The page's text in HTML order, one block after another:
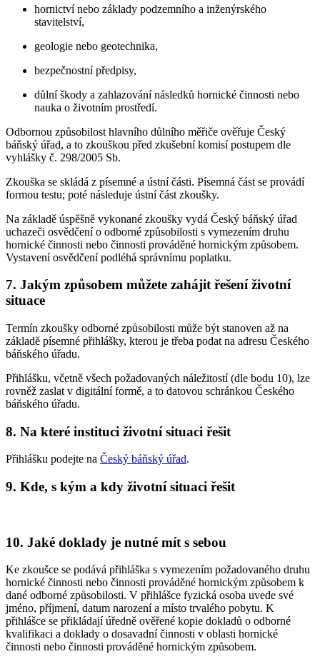
hornictví nebo základy podzemního a inženýrského
stavitelství,
geologie nebo geotechnika,
bezpečnostní předpisy,
důlní škody a zahlazování následků hornické činnosti nebo
nauka o životním prostředí.
Odbornou způsobilost hlavního důlního měřiče ověřuje Český
báňský úřad, a to zkouškou před zkušební komisí postupem dle
vyhlášky č. 298/2005 Sb.
Zkouška se skládá z písemné a ústní části. Písemná část se provádí
formou testu; poté následuje ústní část zkoušky.
Na základě úspěšně vykonané zkoušky vydá Český báňský úřad
uchazeči osvědčení o odborné způsobilosti s vymezením druhu
hornické činnosti nebo činnosti prováděné hornickým způsobem.
Vystavení osvědčení podléhá správnímu poplatku.
7. Jakým způsobem můžete zahájit řešení životní
situace
Termín zkoušky odborné způsobilosti může být stanoven až na
základě písemné přihlášky, kterou je třeba podat na adresu Českého
báňského úřadu.
Přihlášku, včetně všech požadovaných náležitostí (dle bodu 10), lze
rovněž zaslat v digitální formě, a to datovou schránkou Českého
báňského úřadu.
8. Na které instituci životní situaci řešit
Přihlášku podejte na Český báňský úřad.
9. Kde, s kým a kdy životní situaci řešit
10. Jaké doklady je nutné mít s sebou
Ke zkoušce se podává přihláška s vymezením požadovaného druhu
hornické činnosti nebo činnosti prováděné hornickým způsobem k
dané odborné způsobilosti. V přihlášce fyzická osoba uvede své
jméno, příjmení, datum narození a místo trvalého pobytu. K
přihlášce se přikládají úředně ověřené kopie dokladů o odborné
kvalifikaci a doklady o dosavadní činnosti v oblasti hornické
činnosti nebo činnosti prováděné hornickým způsobem.